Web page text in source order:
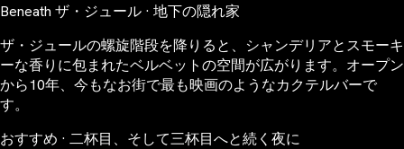
Beneath ザ・ジュール · 地下の隠れ家
ザ・ジュールの螺旋階段を降りると、シャンデリアとスモーキ
ーな香りに包まれたベルベットの空間が広がります。オープン
から10年、今もなお街で最も映画のようなカクテルバーで
す。
おすすめ · 二杯目、そして三杯目へと続く夜に